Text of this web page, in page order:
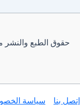
إتصل بنا سياسة